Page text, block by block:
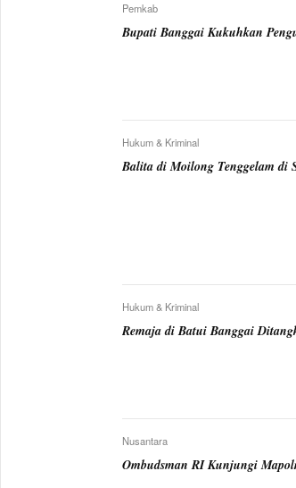
Pemkab
Bupati Banggai Kukuhkan
Hukum & Kriminal
Balita di Moilong Tenggelam di
Hukum & Kriminal
Remaja di Batui Banggai
Nusantara
Ombudsman RI Kunjungi